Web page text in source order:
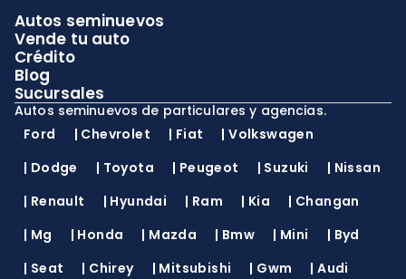
Autos seminuevos
Vende tu auto
Crédito
Blog
Sucursales
Autos seminuevos de particulares y agencias.
Ford
| Chevrolet | Fiat |Volkswagen
| Dodge | Toyota | Peugeot | Suzuki | Nissan
| Renault | Hyundai | Ram | Kia | Changan
| Mg | Honda | Mazda | Bmw | Mini | Byd
| Seat | Chirey | Mitsubishi | Gwm |Audi